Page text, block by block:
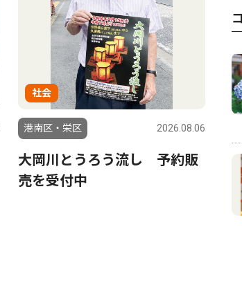
社会
港南区・栄区 2026.08.06
大岡川とうろう流し 予約販
売を受付中